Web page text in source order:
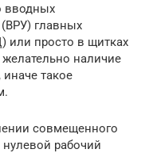
вводных
(ВРУ) главных
или просто в щитках
наличие
такое
совмещенного
рабочий